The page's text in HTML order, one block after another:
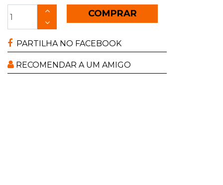
COMPRAR
PARTILHA NO FACEBOOK
RECOMENDAR A UM AMIGO